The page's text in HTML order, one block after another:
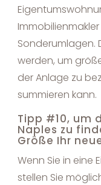
Sonderumlagen.
werden, um
der Anlage zu
summieren kann.
Tipp #10, um
Naples zu
Größe Ihr
Wenn Sie in eine
stellen Sie